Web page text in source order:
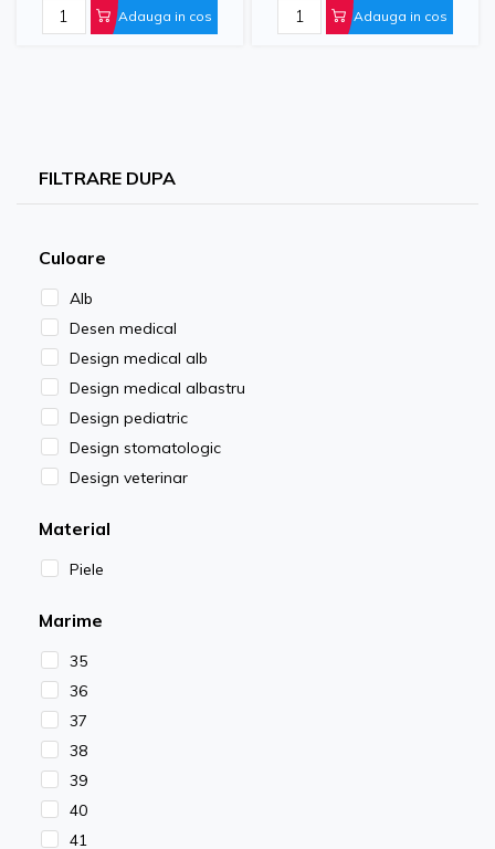
Adauga in cos Adauga in cos
FILTRARE DUPA
Culoare
Alb
Desen medical
Design medical alb
Design medical albastru
Design pediatric
Design stomatologic
Design veterinar
Material
Piele
Marime
35
36
37
38
39
40
41